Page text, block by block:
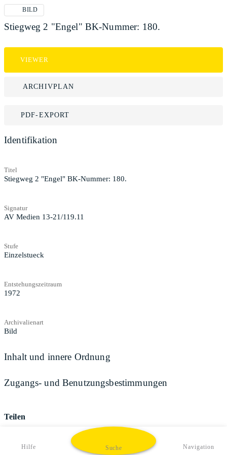
BILD
Stiegweg 2 "Engel" BK-Nummer: 180.
VIEWER
ARCHIVPLAN
PDF-EXPORT
Identifikation
Titel
Stiegweg 2 "Engel" BK-Nummer: 180.
Signatur
AV Medien 13-21/119.11
Stufe
Einzelstueck
Entstehungszeitraum
1972
Archivalienart
Bild
Inhalt und innere Ordnung
Zugangs- und Benutzungsbestimmungen
Teilen
Hilfe Suche Navigation